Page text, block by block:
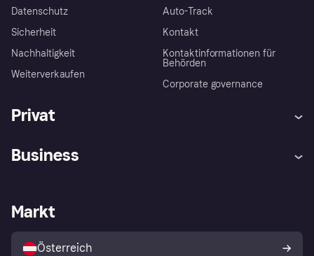
Datenschutz
Sicherheit
Nachhaltigkeit
Weiterverkaufen
Auto-Track
Kontakt
Kontaktinformationen für
Behörden
Corporate governance
Privat
Shops entdecken
Business
Händlerportal
Markt
Österreich